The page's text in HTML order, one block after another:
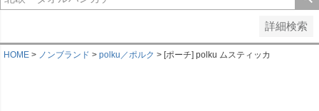
詳細検索
HOME ノンブランド polku／ポルク [ポーチ] polku ムスティッカ